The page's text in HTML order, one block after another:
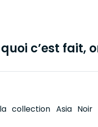
c’est fait,
collection Asia Noir